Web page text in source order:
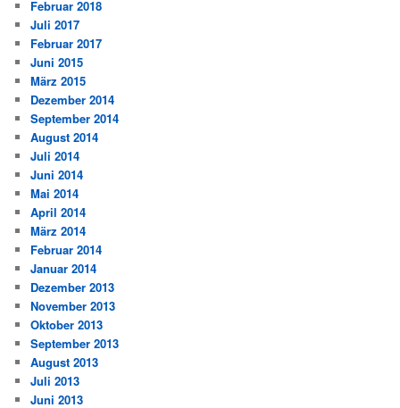
Februar 2018
Juli 2017
Februar 2017
Juni 2015
März 2015
Dezember 2014
September 2014
August 2014
Juli 2014
Juni 2014
Mai 2014
April 2014
März 2014
Februar 2014
Januar 2014
Dezember 2013
November 2013
Oktober 2013
September 2013
August 2013
Juli 2013
Juni 2013